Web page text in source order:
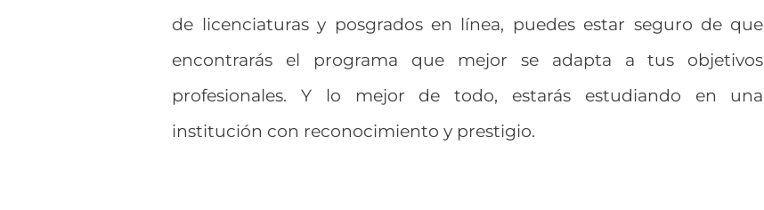
de licenciaturas y posgrados en línea, puedes estar seguro de que
encontrarás el programa que mejor se adapta a tus objetivos
profesionales. Y lo mejor de todo, estarás estudiando en una
institución con reconocimiento y prestigio.